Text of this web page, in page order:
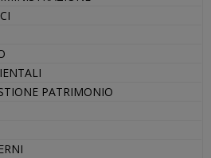
PATRIMONIO